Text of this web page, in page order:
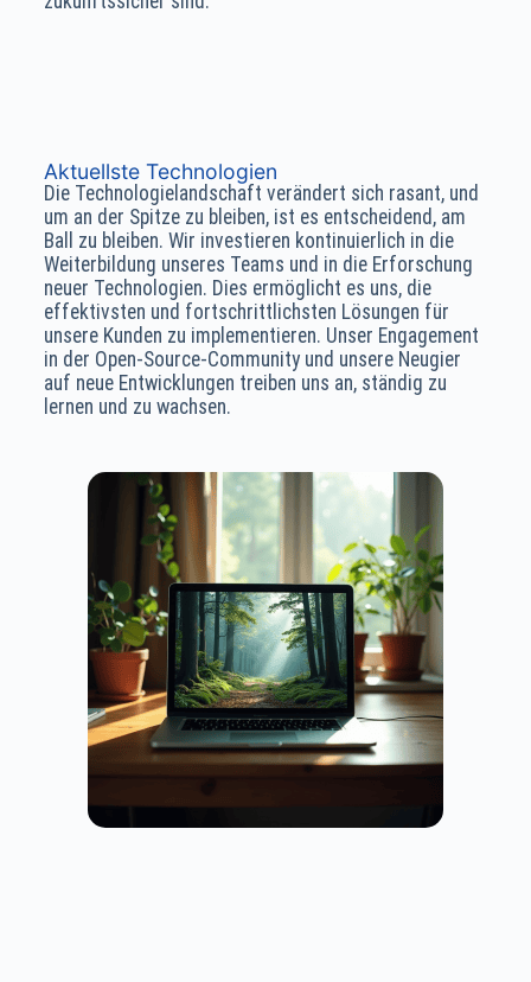
Aktuellste Technologien
Die Technologielandschaft verändert sich rasant, und
um an der Spitze zu bleiben, ist es entscheidend, am
Ball zu bleiben. Wir investieren kontinuierlich in die
Weiterbildung unseres Teams und in die Erforschung
neuer Technologien. Dies ermöglicht es uns, die
effektivsten und fortschrittlichsten Lösungen für
unsere Kunden zu implementieren. Unser Engagement
in der Open-Source-Community und unsere Neugier
auf neue Entwicklungen treiben uns an, ständig zu
lernen und zu wachsen.